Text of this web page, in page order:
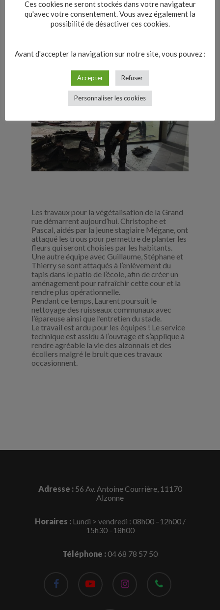
Les travaux pour la végétalisation de la Grand
rue démarrent aujourd’hui. Christophe et
Pascal, aidés par la jeune stagiaire Mégane, ont
attaqué les trous pour permettre de planter les
fleurs qui seront choisies par les habitants.
Une autre équipe avec Guillaume, Stéphane et
Thierry se sont attaqués à l’enlèvement du
tapis dans le patio de l’école, afin de créer un
aménagement pour rafraîchir cette cour et la
rendre plus opérationnelle.
Pendant ce temps, Laurent poursuit le
nettoyage des ruisseaux communaux avec
l’épareuse ainsi que l’entretien du stade.
Le travail est ardu pour les équipes ! Le service
technique est assidu à l’ouvrage et s’applique à
rendre agréable la vie des alzonnais et des
écoliers malgré le bruit que ces travaux
occasionnent.
Adresse : 56 Av. Antoine Courrière, 11170
Alzonne
Horaires :Lundi > vendredi : 08h00 –12h00 /
15h30 –18h00
Téléphone :04 68 78 57 50
facebook instagram phone
Ces cookies ne seront stockés dans votre navigateur
qu'avec votre consentement. Vous avez également la
possibilité de désactiver ces cookies.
Avant d'accepter la navigation sur notre site, vous pouvez :
Accepter Refuser
Personnaliser les cookies